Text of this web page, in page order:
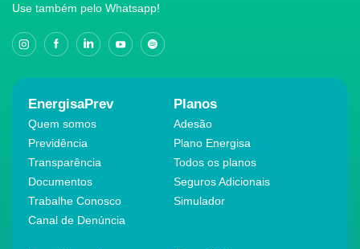
Use também pelo Whatsapp!
EnergisaPrev
Quem somos
Previdência
Transparência
Documentos
Trabalhe Conosco
Canal de Denúncia
Planos
Adesão
Plano Energisa
Todos os planos
Seguros Adicionais
Simulador